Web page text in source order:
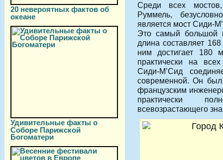
20 невероятных фактов об
океане
Удивительные факты о
Соборе Парижской
Богоматери
Среди всех
Руммель,
является мост Сиди-
Это самый большой
длина составляет
ним достигает 180
практически на
Сиди-М’Сид
современной. Он был
французским
практически
всевозрастающего